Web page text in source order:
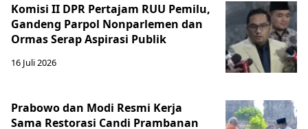
Komisi II DPR Pertajam RUU Pemilu,
Gandeng Parpol Nonparlemen dan
Ormas Serap Aspirasi Publik
16 Juli 2026
Prabowo dan Modi Resmi Kerja
Sama Restorasi Candi Prambanan